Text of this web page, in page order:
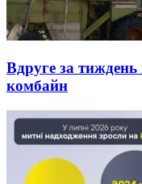
Вдруге за тиждень
комбайн